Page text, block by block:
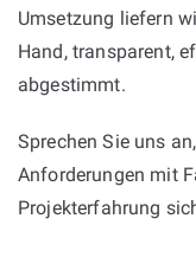
Umsetzung liefern
Hand, transparent,
abgestimmt.
Sprechen Sie uns
Anforderungen mit
Projekterfahrung